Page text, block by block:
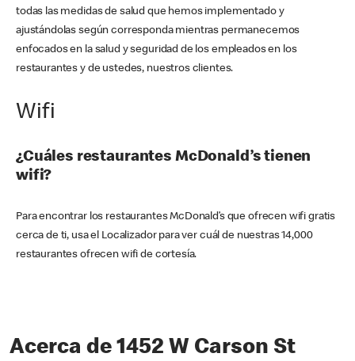
todas las medidas de salud que hemos implementado y
ajustándolas según corresponda mientras permanecemos
enfocados en la salud y seguridad de los empleados en los
restaurantes y de ustedes, nuestros clientes.
Wifi
¿Cuáles restaurantes McDonald’s tienen
wifi?
Para encontrar los restaurantes McDonald’s que ofrecen wifi gratis
cerca de ti, usa el Localizador para ver cuál de nuestras 14,000
restaurantes ofrecen wifi de cortesía.
Acerca de 1452 W Carson St